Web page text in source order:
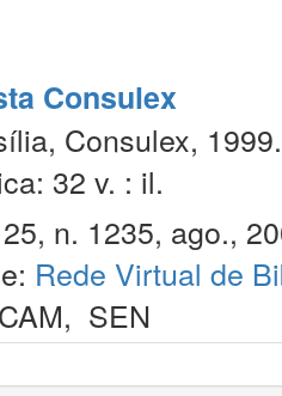
Consulex
Consulex, 1999.
32 v. : il.
n. 1235, ago.,
Rede Virtual de
CAM, SEN